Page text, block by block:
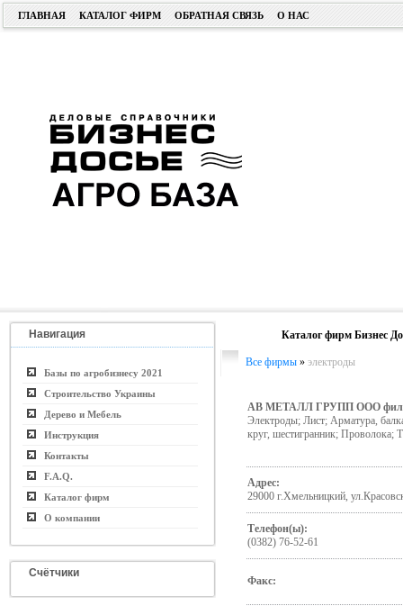
ГЛАВНАЯ КАТАЛОГ ФИРМ ОБРАТНАЯ СВЯЗЬ О НАС
Навигация
Базы по агробизнесу 2021
Строительство Украины
Дерево и Мебель
Инструкция
Контакты
F.A.Q.
Каталог фирм
О компании
Счётчики
Каталог фирм Бизнес
Все фирмы » электроды
АВ МЕТАЛЛ ГРУПП ООО
Электроды; Лист; Арматура,
круг, шестигранник; Проволока;
Адрес:
29000 г.Хмельницкий,
Телефон(ы):
(0382) 76-52-61
Факс: